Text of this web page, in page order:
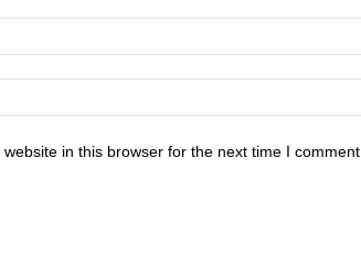
in this browser for the next time I comment.